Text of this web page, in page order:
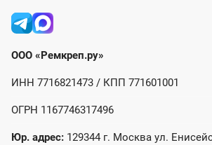
ООО «Ремкреп.ру»
ИНН 7716821473 / КПП 771601001
ОГРН 1167746317496
Юр. адрес: 129344 г. Москва ул.